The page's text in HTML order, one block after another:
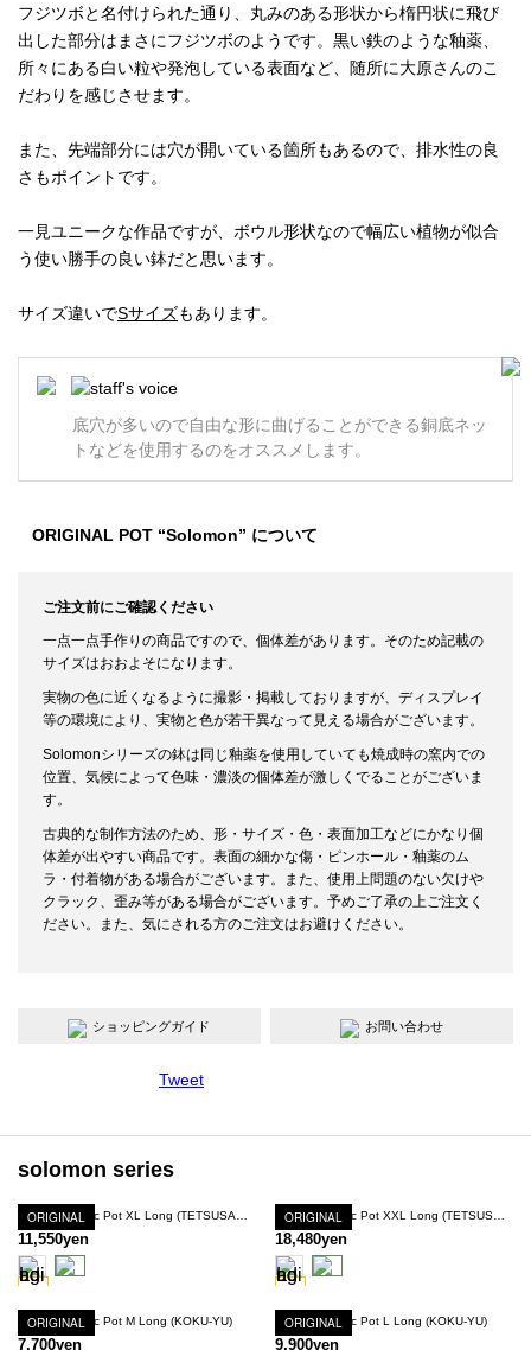
フジツボと名付けられた通り、丸みのある形状から楕円状に飛び
出した部分はまさにフジツボのようです。黒い鉄のような釉薬、
所々にある白い粒や発泡している表面など、随所に大原さんのこ
だわりを感じさせます。
また、先端部分には穴が開いている箇所もあるので、排水性の良
さもポイントです。
一見ユニークな作品ですが、ボウル形状なので幅広い植物が似合
う使い勝手の良い鉢だと思います。
サイズ違いでSサイズもあります。
底穴が多いので自由な形に曲げることができる銅底ネッ
トなどを使用するのをオススメします。
ORIGINAL POT “Solomon” について
ご注文前にご確認ください
一点一点手作りの商品ですので、個体差があります。そのため記載の
サイズはおおよそになります。
実物の色に近くなるように撮影・掲載しておりますが、ディスプレイ
等の環境により、実物と色が若干異なって見える場合がございます。
Solomonシリーズの鉢は同じ釉薬を使用していても焼成時の窯内での
位置、気候によって色味・濃淡の個体差が激しくでることがございま
す。
古典的な制作方法のため、形・サイズ・色・表面加工などにかなり個
体差が出やすい商品です。表面の細かな傷・ピンホール・釉薬のム
ラ・付着物がある場合がございます。また、使用上問題のない欠けや
クラック、歪み等がある場合がございます。予めご了承の上ご注文く
ださい。また、気にされる方のご注文はお避けください。
ショッピングガイド お問い合わせ
Tweet
solomon series
ORIGINAL
11,550yen
ORIGINAL
18,480yen
ORIGINAL
Solomon Basic Pot M Long (KOKU-YU)
7,700yen
ORIGINAL
Solomon Basic Pot L Long (KOKU-YU)
9,900yen